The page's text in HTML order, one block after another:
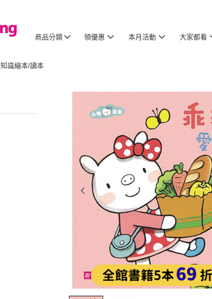
商品分類 領優惠 本月活動 大家都看
知識繪本/讀本